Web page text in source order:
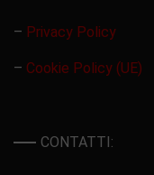
– Privacy Policy
– Cookie Policy (UE)
CONTATTI: